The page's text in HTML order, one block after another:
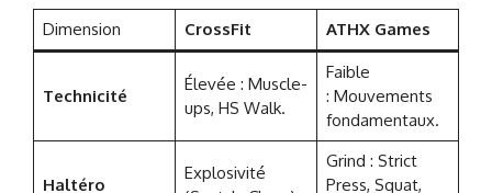
Dimension CrossFit ATHX Games
Technicité
Élevée : Muscle-
ups, HS Walk.
Faible
: Mouvements
fondamentaux.
Haltéro
Explosivité
Grind : Strict
Press, Squat,